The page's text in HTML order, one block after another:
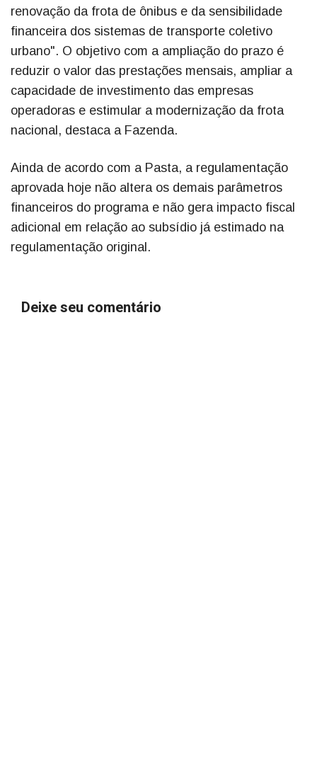
renovação da frota de ônibus e da sensibilidade
financeira dos sistemas de transporte coletivo
urbano". O objetivo com a ampliação do prazo é
reduzir o valor das prestações mensais, ampliar a
capacidade de investimento das empresas
operadoras e estimular a modernização da frota
nacional, destaca a Fazenda.
Ainda de acordo com a Pasta, a regulamentação
aprovada hoje não altera os demais parâmetros
financeiros do programa e não gera impacto fiscal
adicional em relação ao subsídio já estimado na
regulamentação original.
Deixe seu comentário